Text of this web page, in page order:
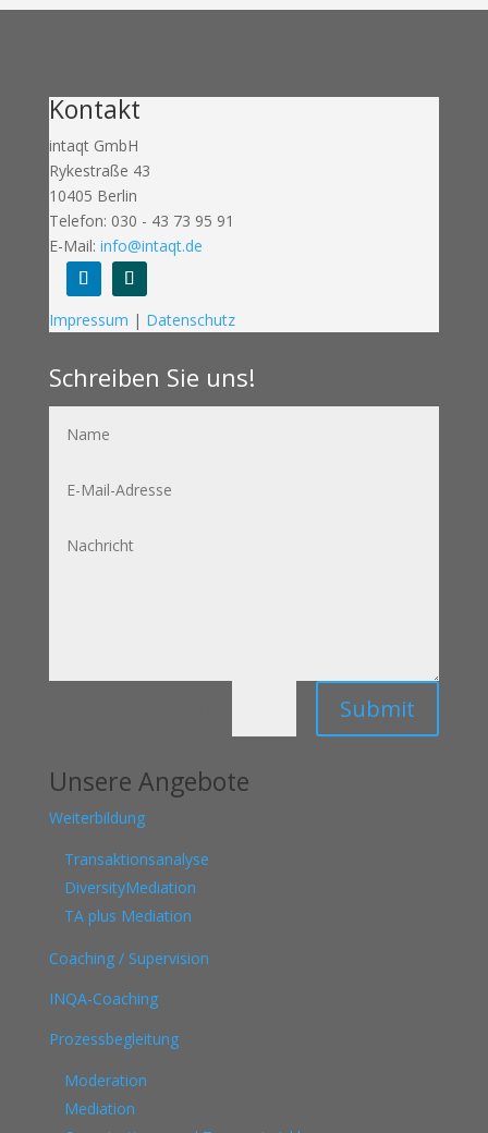
Kontakt
intaqt GmbH
Rykestraße 43
10405 Berlin
Telefon: 030 - 43 73 95 91
E-Mail: info@intaqt.de
Impressum | Datenschutz
Schreiben Sie uns!
Mail-
Submit
Unsere Angebote
Weiterbildung
Transaktionsanalyse
DiversityMediation
TA plus Mediation
Coaching / Supervision
INQA-Coaching
Prozessbegleitung
Moderation
Mediation